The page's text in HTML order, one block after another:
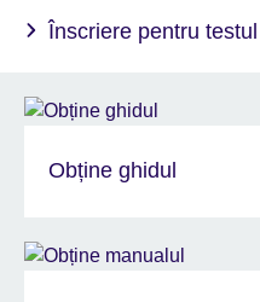
Înscriere pentru
Obține ghidul